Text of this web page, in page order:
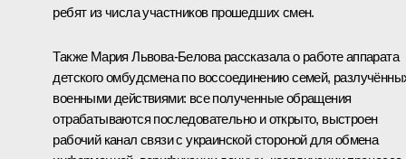
ребят из числа участников прошедших смен.
Также Мария Львова-Белова рассказала о работе аппарата
детского омбудсмена по воссоединению семей,
военными действиями: все полученные обращения
отрабатываются последовательно и открыто, выстроен
рабочий канал связи с украинской стороной для обмена